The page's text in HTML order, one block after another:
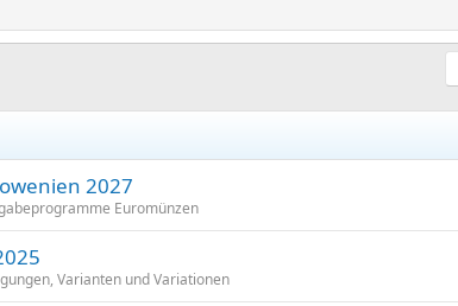
2027
Euromünzen
Varianten und Variationen